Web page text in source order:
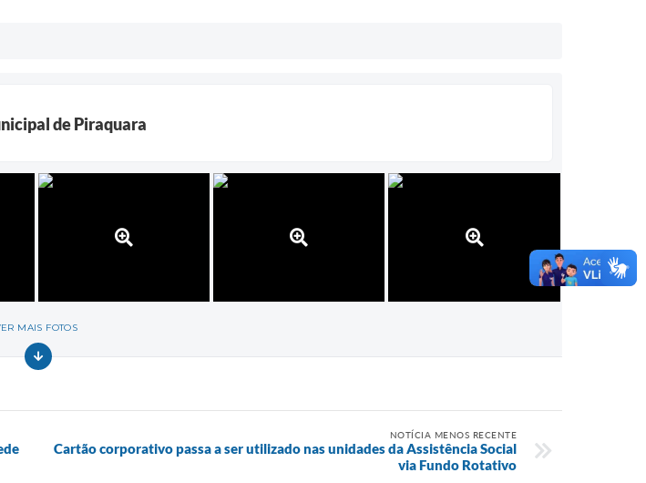
de Piraquara
MAIS FOTOS
NOTÍCIA MENOS RECENTE
Cartão corporativo passa a ser utilizado nas unidades da Assistência Social
via Fundo Rotativo